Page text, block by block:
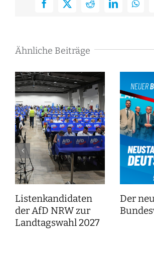
Facebook
X RedditLinkedIn
Ähnliche Beiträge
Listenkandidaten
der AfD NRW zur
Landtagswahl 2027
Der